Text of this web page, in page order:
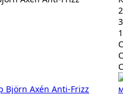
2